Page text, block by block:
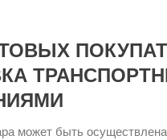
может быть осуществлена